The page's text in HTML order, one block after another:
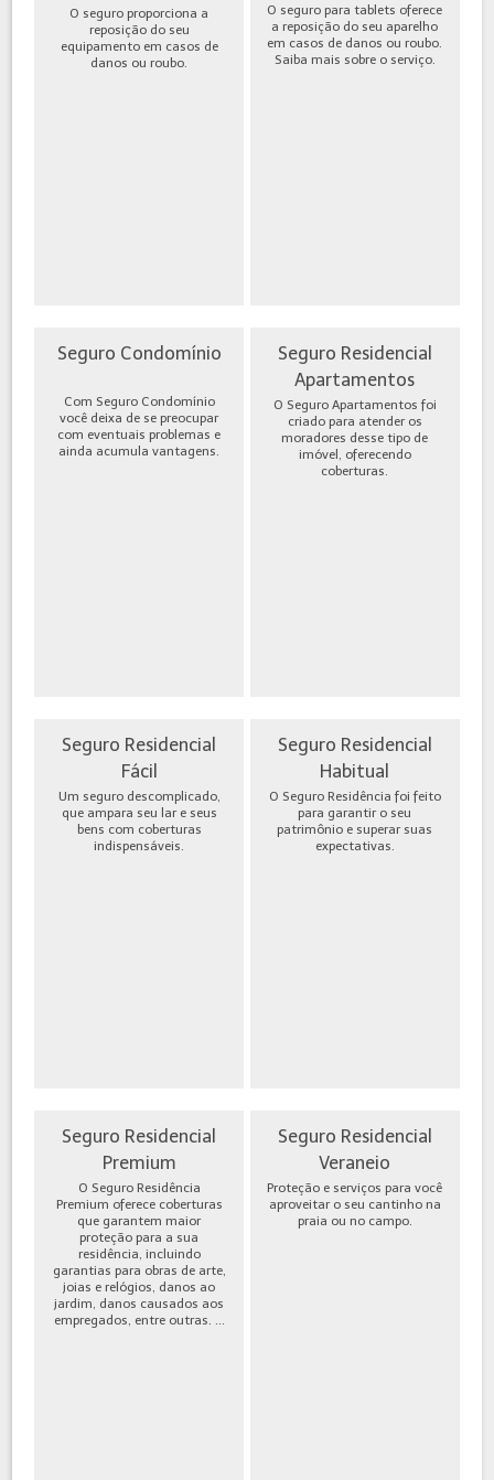
O seguro proporciona a
reposição do seu
equipamento em casos de
danos ou roubo.
O seguro para tablets oferece
a reposição do seu aparelho
em casos de danos ou roubo.
Saiba mais sobre o serviço.
Seguro Condomínio
Com Seguro Condomínio
você deixa de se preocupar
com eventuais problemas e
ainda acumula vantagens.
Seguro Residencial
Apartamentos
O Seguro Apartamentos foi
criado para atender os
moradores desse tipo de
imóvel, oferecendo
coberturas.
Seguro Residencial
Fácil
Um seguro descomplicado,
que ampara seu lar e seus
bens com coberturas
indispensáveis.
Seguro Residencial
Habitual
O Seguro Residência foi feito
para garantir o seu
patrimônio e superar suas
expectativas.
Seguro Residencial
Premium
O Seguro Residência
Premium oferece coberturas
que garantem maior
proteção para a sua
residência, incluindo
garantias para obras de arte,
joias e relógios, danos ao
jardim, danos causados aos
empregados, entre outras. ...
Seguro Residencial
Veraneio
Proteção e serviços para você
aproveitar o seu cantinho na
praia ou no campo.